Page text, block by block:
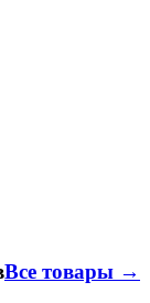
Все товары →